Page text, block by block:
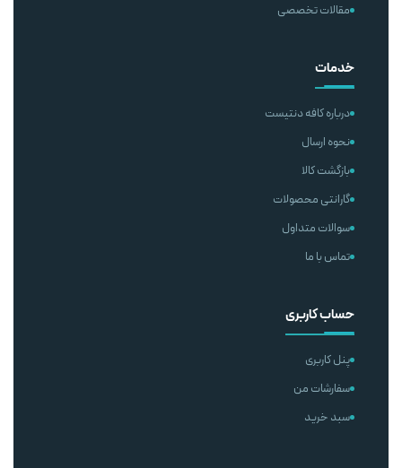
مقالات تخصصی
خدمات
درباره کافه دنتیست
نحوه ارسال
بازگشت کالا
گارانتی محصولات
سوالات متداول
تماس با ما
حساب کاربری
پنل کاربری
سفارشات من
سبد خرید